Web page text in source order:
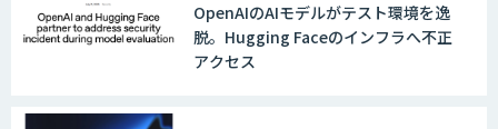
OpenAIのAIモデルがテスト環境を逸
脱。Hugging Faceのインフラへ不正
アクセス